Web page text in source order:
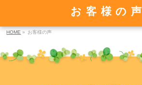
お客様の声
HOME » お客様の声